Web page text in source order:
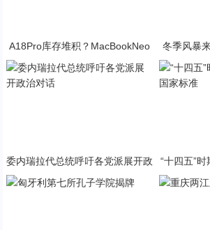
A18Pro库存堆积？MacBookNeo
与PP终极火焰狂潮意外同框
冬季风暴
委内瑞拉代总统呼吁各党派展开政
“十四五”